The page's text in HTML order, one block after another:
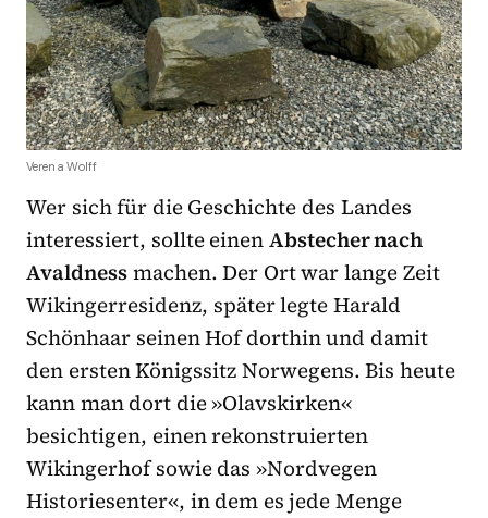
Verena Wolff
Wer sich für die Geschichte des Landes
interessiert, sollte einenAbstecher nach
Avaldnessmachen. Der Ort war lange Zeit
Wikingerresidenz, später legte Harald
Schönhaar seinen Hof dorthin und damit
den ersten Königssitz Norwegens. Bis heute
kann man dort die »Olavskirken«
besichtigen, einen rekonstruierten
Wikingerhof sowie das »Nordvegen
Historiesenter«, in dem es jede Menge